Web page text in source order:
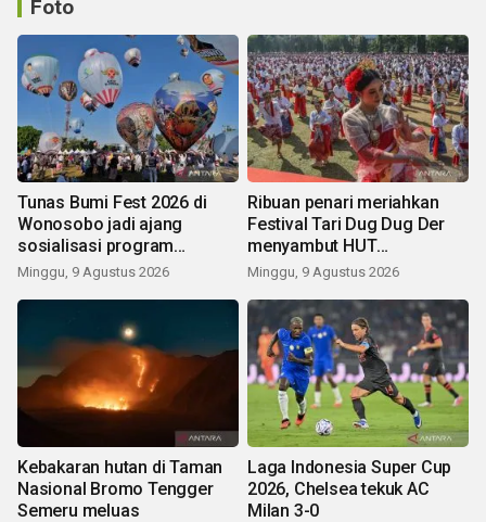
Foto
Tunas Bumi Fest 2026 di
Wonosobo jadi ajang
sosialisasi program
pemerintah lewat balon
Minggu, 9 Agustus 2026
Ribuan penari meriahkan
Festival Tari Dug Dug Der
menyambut HUT
Kemerdekaan
Minggu, 9 Agustus 2026
Kebakaran hutan di Taman
Nasional Bromo Tengger
Semeru meluas
Laga Indonesia Super Cup
2026, Chelsea tekuk AC
Milan 3-0